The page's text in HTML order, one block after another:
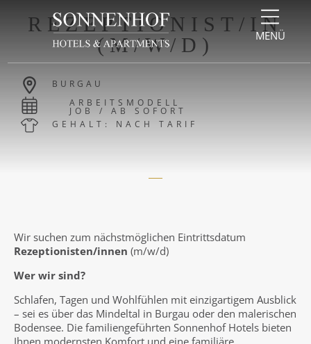
MENÜ
REZEPTIONIST/IN
(M/W/D)
BURGAU
ARBEITSMODELL
JOB / AB SOFORT
GEHALT: NACH TARIF
Wir suchen zum nächstmöglichen Eintrittsdatum
Rezeptionisten/innen (m/w/d)
Wer wir sind?
Schlafen, Tagen und Wohlfühlen mit einzigartigem Ausblick
– sei es über das Mindeltal in Burgau oder den malerischen
Bodensee. Die familiengeführten Sonnenhof Hotels bieten
Ihnen modernsten Komfort und eine familiäre